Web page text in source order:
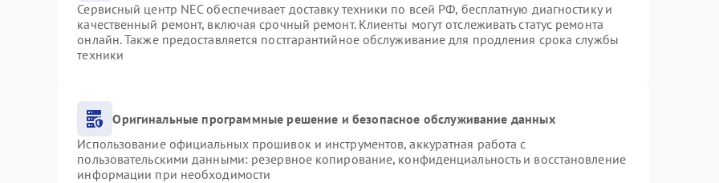
Сервисный центр NEC обеспечивает доставку техники по всей РФ, бесплатную диагностику и
качественный ремонт, включая срочный ремонт. Клиенты могут отслеживать статус ремонта
онлайн. Также предоставляется постгарантийное обслуживание для продления срока службы
техники
Оригинальные программные решение и безопасное обслуживание данных
Использование официальных прошивок и инструментов, аккуратная работа с
пользовательскими данными: резервное копирование, конфиденциальность и восстановление
информации при необходимости